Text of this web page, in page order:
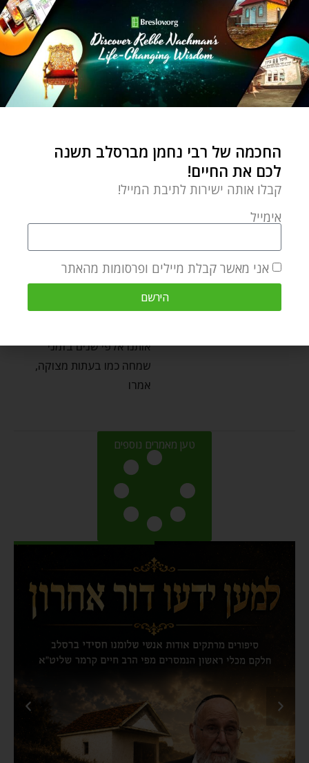
הורים וילדים
ילדים גדלים באהבה:
הנוסחה המושלמת לעשות
את זה
by Chaim Kramer יולי 19, 2021
נחמן נותן לנו את הנוסחה
המושלמת לגדל את הילדים
תהילים – הגדולה והסגולה
שבאמירתם
Chaim Kramer
אותנו אלפי שנים בזמני
שמחה כמו בעתות מצוקה,
אמרו
טען מאמרים נוספים
החכמה של רבי נחמן מברסלב תשנה
לכם את החיים!
קבלו אותה ישירות לתיבת המייל!
אימייל
אני מאשר קבלת מיילים ופרסומות מהאתר
הירשם